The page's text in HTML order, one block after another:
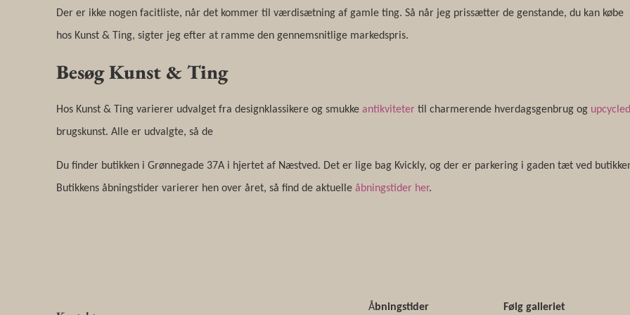
Der er ikke nogen facitliste, når det kommer til værdisætning af gamle ting. Så når jeg prissætter de genstande, du kan købe
hos Kunst & Ting, sigter jeg efter at ramme den gennemsnitlige markedspris.
Besøg Kunst & Ting
Hos Kunst & Ting varierer udvalget fra designklassikere og smukkeantikvitetertil charmerende hverdagsgenbrug og
brugskunst. Alle er udvalgte, så de
Du finder butikken i Grønnegade 37A i hjertet af Næstved. Det er lige bag Kvickly, og der er parkering i gaden tæt ved
Butikkens åbningstider varierer hen over året, så find de aktuelle åbningstider her.
Åbningstider Følg galleriet